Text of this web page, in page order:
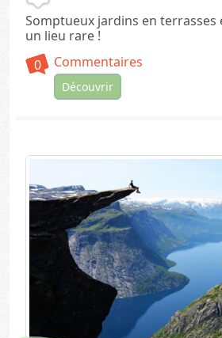
Somptueux jardins en terrasses
un lieu rare !
0
Commentaires
Découvrir